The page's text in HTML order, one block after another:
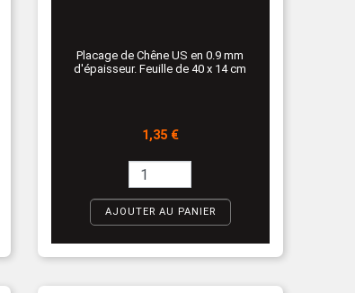
Placage de Chêne US en 0.9 mm
d'épaisseur. Feuille de 40 x 14 cm
Prix
1,35 €
AJOUTER AU PANIER